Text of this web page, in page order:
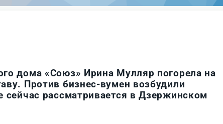
дома «Союз» Ирина Мулляр погорела на
Против бизнес-вумен возбудили
сейчас рассматривается в Дзержинском